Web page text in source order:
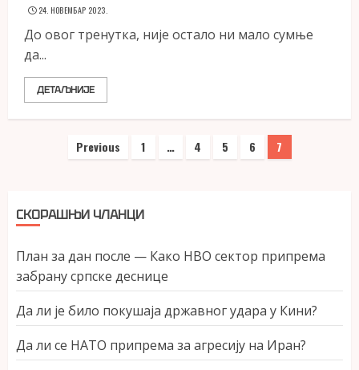
24. НОВЕМБАР 2023.
До овог тренутка, није остало ни мало сумње
да...
ДЕТАЉНИЈЕ
Пагинација
Previous 1 … 4 5 6 7
СКОРАШЊИ ЧЛАНЦИ
План за дан после — Како НВО сектор припрема
забрану српске деснице
Да ли је било покушаја државног удара у Кини?
Да ли се НАТО припрема за агресију на Иран?